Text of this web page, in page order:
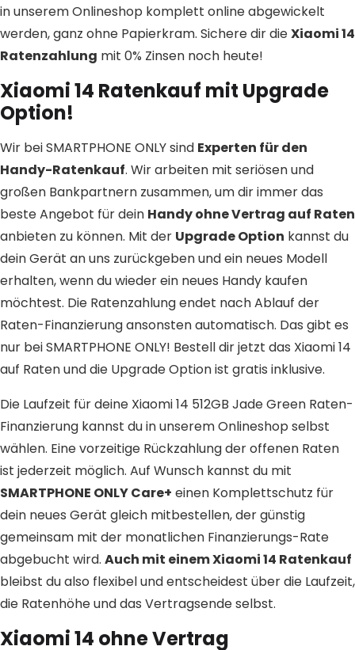
in unserem Onlineshop komplett online abgewickelt
werden, ganz ohne Papierkram. Sichere dir dieXiaomi 14
Ratenzahlung mit 0% Zinsen noch heute!
Xiaomi 14 Ratenkauf mit Upgrade
Option!
Wir bei SMARTPHONE ONLY sind Experten für den
Handy-Ratenkauf. Wir arbeiten mit seriösen und
großen Bankpartnern zusammen, um dir immer das
beste Angebot für dein Handy ohne Vertrag auf Raten
anbieten zu können. Mit der Upgrade Option kannst du
dein Gerät an uns zurückgeben und ein neues Modell
erhalten, wenn du wieder ein neues Handy kaufen
möchtest. Die Ratenzahlung endet nach Ablauf der
Raten-Finanzierung ansonsten automatisch. Das gibt es
nur bei SMARTPHONE ONLY! Bestell dir jetzt das Xiaomi 14
auf Raten und die Upgrade Option ist gratis inklusive.
Die Laufzeit für deine Xiaomi 14 512GB Jade Green Raten-
Finanzierung kannst du in unserem Onlineshop selbst
wählen. Eine vorzeitige Rückzahlung der offenen Raten
ist jederzeit möglich. Auf Wunsch kannst du mit
SMARTPHONE ONLY Care+ einen Komplettschutz für
dein neues Gerät gleich mitbestellen, der günstig
gemeinsam mit der monatlichen Finanzierungs-Rate
abgebucht wird. Auch mit einem Xiaomi 14 Ratenkauf
bleibst du also flexibel und entscheidest über die Laufzeit,
die Ratenhöhe und das Vertragsende selbst.
Xiaomi 14 ohne Vertrag